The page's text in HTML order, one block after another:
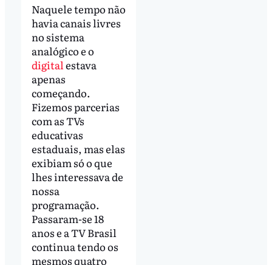
Naquele tempo não
havia canais livres
no sistema
analógico e o
digital estava
apenas
começando.
Fizemos parcerias
com as TVs
educativas
estaduais, mas elas
exibiam só o que
lhes interessava de
nossa
programação.
Passaram-se 18
anos e a TV Brasil
continua tendo os
mesmos quatro